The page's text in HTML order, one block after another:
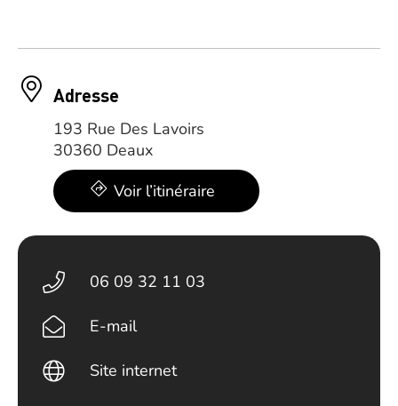
Adresse
193 Rue Des Lavoirs
30360 Deaux
Voir l’itinéraire
06 09 32 11 03
E-mail
Site internet